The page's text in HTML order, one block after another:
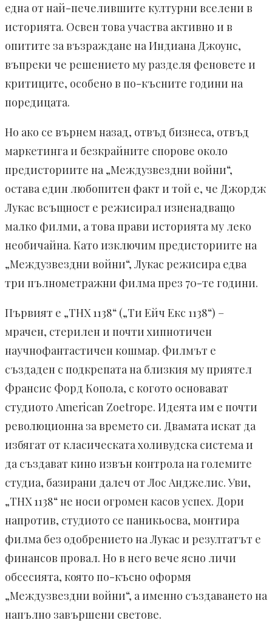
една от най-печелившите културни вселени в
историята. Освен това участва активно и в
опитите за възраждане на Индиана Джоунс,
въпреки че решението му разделя феновете и
критиците, особено в по-късните години на
поредицата.
Но ако се върнем назад, отвъд бизнеса, отвъд
маркетинга и безкрайните спорове около
предисториите на „Междузвездни войни“,
остава един любопитен факт и той е, че Джордж
Лукас всъщност е режисирал изненадващо
малко филми, а това прави историята му леко
необичайна. Като изключим предисториите на
„Междузвездни войни“, Лукас режисира едва
три пълнометражни филма през 70-те години.
Първият е „THX 1138“ („Ти Ейч Екс 1138“) –
мрачен, стерилен и почти хипнотичен
научнофантастичен кошмар. Филмът е
създаден с подкрепата на близкия му приятел
Франсис Форд Копола, с когото основават
студиото American Zoetrope. Идеята им е почти
революционна за времето си. Двамата искат да
избягат от класическата холивудска система и
да създават кино извън контрола на големите
студиа, базирани далеч от Лос Анджелис. Уви,
„THX 1138“ не носи огромен касов успех. Дори
напротив, студиото се паникьосва, монтира
филма без одобрението на Лукас и резултатът е
финансов провал. Но в него вече ясно личи
обсесията, която по-късно оформя
„Междузвездни войни“, а именно създаването на
напълно завършени светове.